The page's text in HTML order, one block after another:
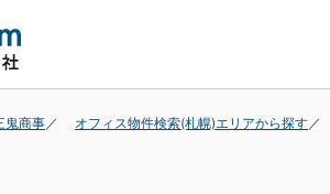
鬼商事 オフィス物件検索(札幌)エリアから探す